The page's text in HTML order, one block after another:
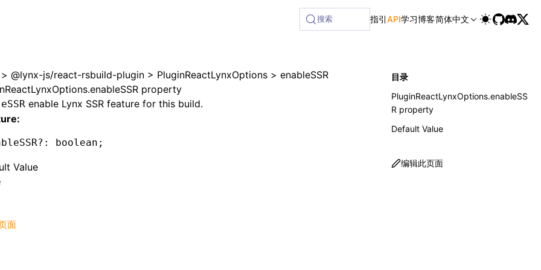
搜索 指引API学习博客简体中文
@lynx-js/react-rsbuild-plugin > PluginReactLynxOptions > enableSSR
property
enable Lynx SSR feature for this build.
?: boolean;
Value
面
目录
PluginReactLynxOptions.enableSS
R property
Default Value
编辑此页面